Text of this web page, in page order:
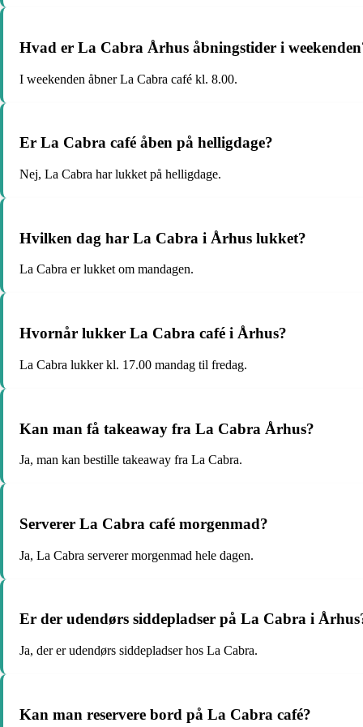
Hvad er La Cabra Århus åbningstider i
I weekenden åbner La Cabra café kl. 8.00.
Er La Cabra café åben på helligdage?
Nej, La Cabra har lukket på helligdage.
Hvilken dag har La Cabra i Århus lukket?
La Cabra er lukket om mandagen.
Hvornår lukker La Cabra café i Århus?
La Cabra lukker kl. 17.00 mandag til fredag.
Kan man få takeaway fra La Cabra Århus?
Ja, man kan bestille takeaway fra La Cabra.
Serverer La Cabra café morgenmad?
Ja, La Cabra serverer morgenmad hele dagen.
Er der udendørs siddepladser på La Cabra i
Ja, der er udendørs siddepladser hos La Cabra.
Kan man reservere bord på La Cabra café?